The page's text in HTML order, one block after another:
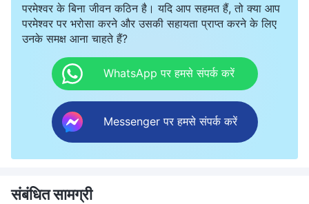
परमेश्वर के बिना जीवन कठिन है। यदि आप सहमत हैं, तो क्या आप
परमेश्वर पर भरोसा करने और उसकी सहायता प्राप्त करने के लिए
उनके समक्ष आना चाहते हैं?
WhatsApp पर हमसे संपर्क करें
Messenger पर हमसे संपर्क करें
संबंधित सामग्री